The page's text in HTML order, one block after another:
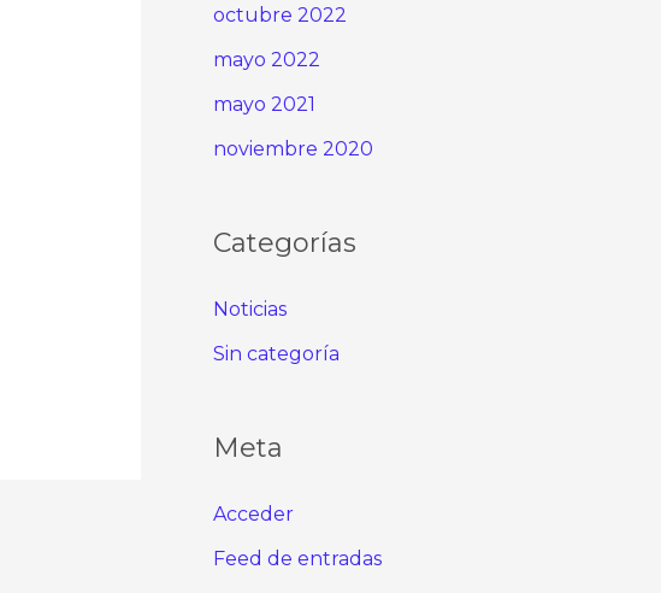
octubre 2022
mayo 2022
mayo 2021
noviembre 2020
Categorías
Noticias
Sin categoría
Meta
Acceder
Feed de entradas